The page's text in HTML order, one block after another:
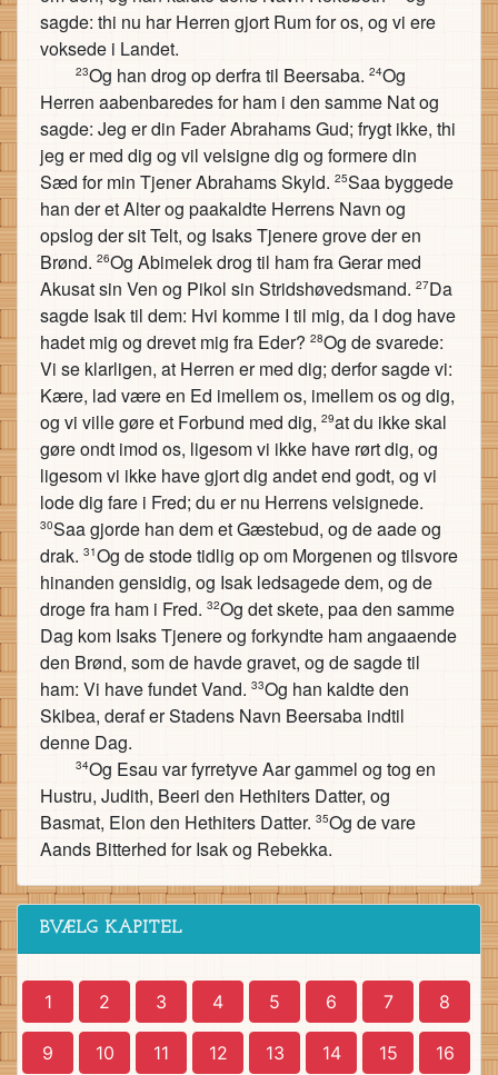
sagde: thi nu har Herren gjort Rum for os, og vi ere
voksede i Landet.
23Og han drog op derfra til Beersaba. 24Og
Herren aabenbaredes for ham i den samme Nat og
sagde: Jeg er din Fader Abrahams Gud; frygt ikke, thi
jeg er med dig og vil velsigne dig og formere din
Sæd for min Tjener Abrahams Skyld. 25Saa byggede
han der et Alter og paakaldte Herrens Navn og
opslog der sit Telt, og Isaks Tjenere grove der en
Brønd. 26Og Abimelek drog til ham fra Gerar med
Akusat sin Ven og Pikol sin Stridshøvedsmand. 27Da
sagde Isak til dem: Hvi komme I til mig, da I dog have
hadet mig og drevet mig fra Eder? 28Og de svarede:
Vi se klarligen, at Herren er med dig; derfor sagde vi:
Kære, lad være en Ed imellem os, imellem os og dig,
og vi ville gøre et Forbund med dig, 29at du ikke skal
gøre ondt imod os, ligesom vi ikke have rørt dig, og
ligesom vi ikke have gjort dig andet end godt, og vi
lode dig fare i Fred; du er nu Herrens velsignede.
30Saa gjorde han dem et Gæstebud, og de aade og
drak. 31Og de stode tidlig op om Morgenen og tilsvore
hinanden gensidig, og Isak ledsagede dem, og de
droge fra ham i Fred. 32Og det skete, paa den samme
Dag kom Isaks Tjenere og forkyndte ham angaaende
den Brønd, som de havde gravet, og de sagde til
ham: Vi have fundet Vand. 33Og han kaldte den
Skibea, deraf er Stadens Navn Beersaba indtil
denne Dag.
34Og Esau var fyrretyve Aar gammel og tog en
Hustru, Judith, Beeri den Hethiters Datter, og
Basmat, Elon den Hethiters Datter. 35Og de vare
Aands Bitterhed for Isak og Rebekka.
BVÆLG KAPITEL
1 2 3 4 5 6 7 8
9 10 11 12 13 14 15 16